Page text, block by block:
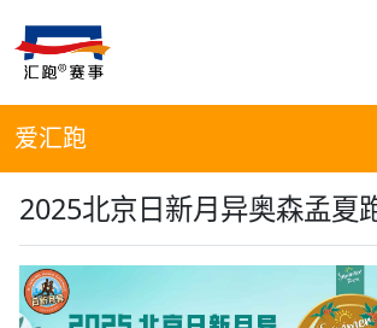
爱汇跑
2025北京日新月异奥森孟夏